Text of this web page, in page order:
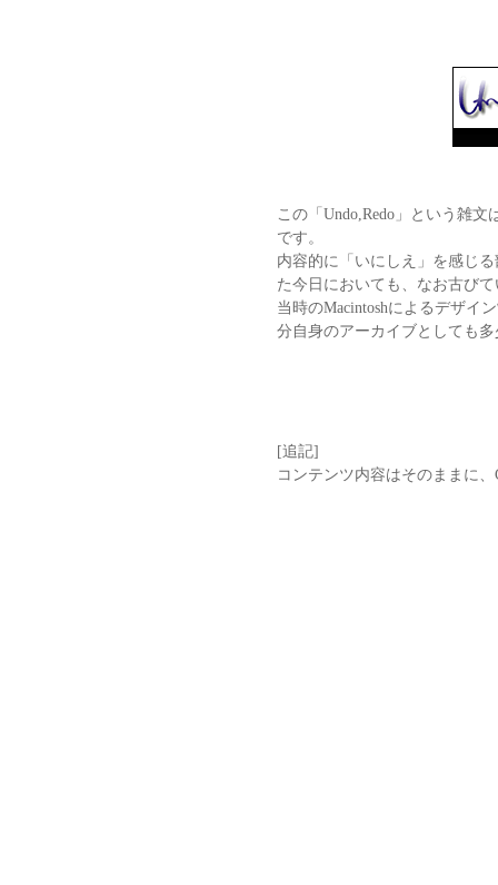
この「Undo,Redo」という雑
です。
内容的に「いにしえ」を感じ
た今日においても、なお古び
当時のMacintoshによるデザイ
分自身のアーカイブとしても
[追記]
コンテンツ内容はそのままに